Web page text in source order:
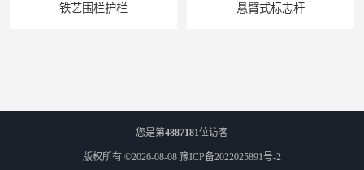
悬臂式标志杆 F型悬臂式交通标志杆
您是第4887181位访客
版权所有 ©2026-08-08 豫ICP备2022025891号-2